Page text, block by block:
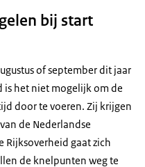
bij start
of september dit jaar
is het niet mogelijk om de
door te voeren. Zij krijgen
de Nederlandse
Rijksoverheid gaat zich
de knelpunten weg te